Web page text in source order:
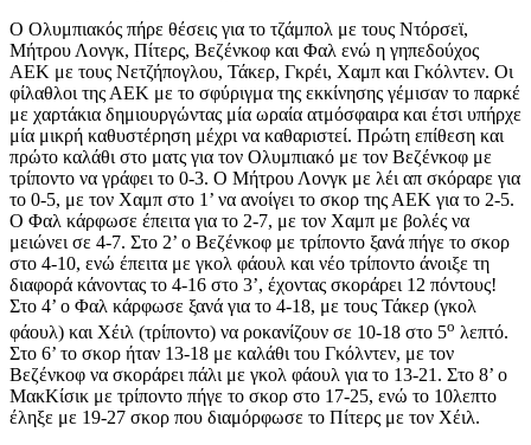
Ο Ολυμπιακός πήρε θέσεις για το τζάμπολ με τους Ντόρσεϊ,
Μήτρου Λονγκ, Πίτερς, Βεζένκοφ και Φαλ ενώ η γηπεδούχος
ΑΕΚ με τους Νετζήπογλου, Τάκερ, Γκρέι, Χαμπ και Γκόλντεν. Οι
φίλαθλοι της ΑΕΚ με το σφύριγμα της εκκίνησης γέμισαν το παρκέ
με χαρτάκια δημιουργώντας μία ωραία ατμόσφαιρα και έτσι υπήρχε
μία μικρή καθυστέρηση μέχρι να καθαριστεί. Πρώτη επίθεση και
πρώτο καλάθι στο ματς για τον Ολυμπιακό με τον Βεζένκοφ με
τρίποντο να γράφει το 0-3. Ο Μήτρου Λονγκ με λέι απ σκόραρε για
το 0-5, με τον Χαμπ στο 1’ να ανοίγει το σκορ της ΑΕΚ για το 2-5.
Ο Φαλ κάρφωσε έπειτα για το 2-7, με τον Χαμπ με βολές να
μειώνει σε 4-7. Στο 2’ ο Βεζένκοφ με τρίποντο ξανά πήγε το σκορ
στο 4-10, ενώ έπειτα με γκολ φάουλ και νέο τρίποντο άνοιξε τη
διαφορά κάνοντας το 4-16 στο 3’, έχοντας σκοράρει 12 πόντους!
Στο 4’ ο Φαλ κάρφωσε ξανά για το 4-18, με τους Τάκερ (γκολ
φάουλ) και Χέιλ (τρίποντο) να ροκανίζουν σε 10-18 στο 5ο λεπτό.
Στο 6’ το σκορ ήταν 13-18 με καλάθι του Γκόλντεν, με τον
Βεζένκοφ να σκοράρει πάλι με γκολ φάουλ για το 13-21. Στο 8’ ο
ΜακΚίσικ με τρίποντο πήγε το σκορ στο 17-25, ενώ το 10λεπτο
έληξε με 19-27 σκορ που διαμόρφωσε το Πίτερς με τον Χέιλ.